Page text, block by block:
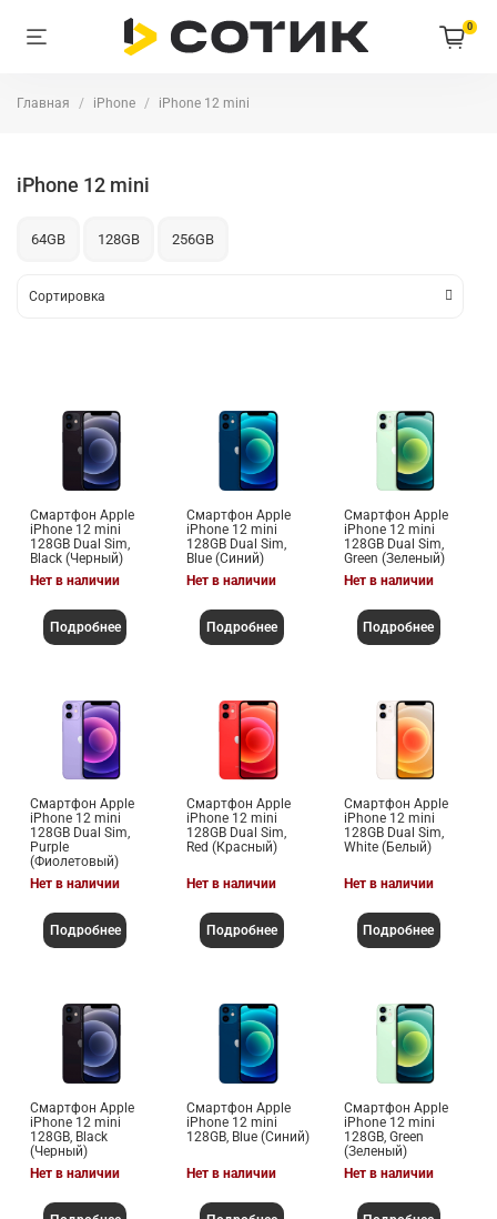
0
Главная iPhone iPhone 12 mini
iPhone 12 mini
64GB 128GB 256GB
Смартфон Apple
iPhone 12 mini
128GB Dual Sim,
Black (Черный)
Нет в наличии
Подробнее
Смартфон Apple
iPhone 12 mini
128GB Dual Sim,
Blue (Синий)
Нет в наличии
Подробнее
Смартфон Apple
iPhone 12 mini
128GB Dual Sim,
Green (Зеленый)
Нет в наличии
Подробнее
Смартфон Apple
iPhone 12 mini
128GB Dual Sim,
Purple
(Фиолетовый)
Нет в наличии
Подробнее
Смартфон Apple
iPhone 12 mini
128GB Dual Sim,
Red (Красный)
Нет в наличии
Подробнее
Смартфон Apple
iPhone 12 mini
128GB Dual Sim,
White (Белый)
Нет в наличии
Подробнее
Смартфон Apple
iPhone 12 mini
128GB, Black
(Черный)
Нет в наличии
Смартфон Apple
iPhone 12 mini
128GB, Blue (Синий)
Нет в наличии
Смартфон Apple
iPhone 12 mini
128GB, Green
(Зеленый)
Нет в наличии